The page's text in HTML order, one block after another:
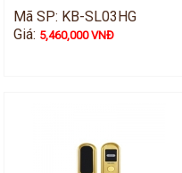
Mã SP: KB-SL03HG
Giá: 5,460,000 VNĐ